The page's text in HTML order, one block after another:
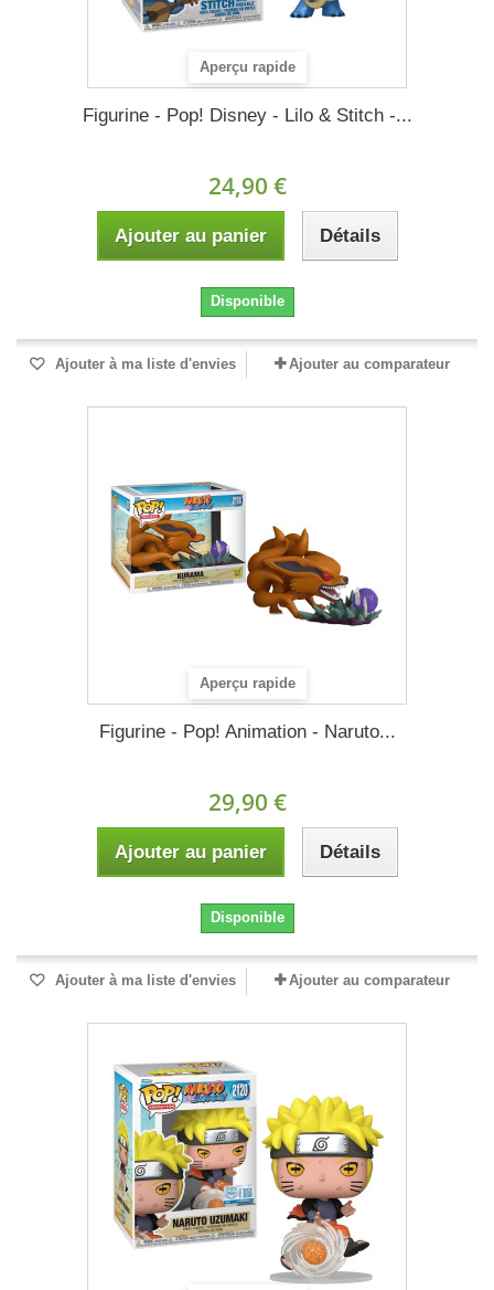
Aperçu rapide
Figurine - Pop! Disney - Lilo & Stitch -...
24,90 €
Ajouter au panier Détails
Disponible
Ajouter à ma liste d'envies Ajouter au comparateur
Aperçu rapide
Figurine - Pop! Animation - Naruto...
29,90 €
Ajouter au panier Détails
Disponible
Ajouter à ma liste d'envies Ajouter au comparateur